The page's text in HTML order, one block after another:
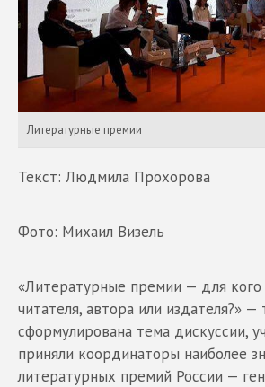
Литературные премии
Текст: Людмила Прохорова
Фото: Михаил Визель
«Литературные премии — для кого
читателя, автора или издателя?» —
сформулирована тема дискуссии,
приняли координаторы наиболее
литературных премий России —